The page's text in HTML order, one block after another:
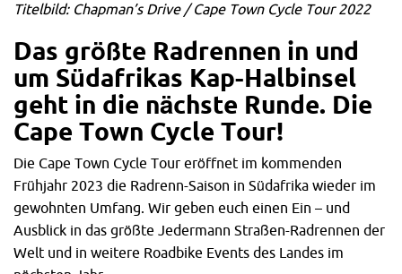
Titelbild: Chapman’s Drive / Cape Town Cycle Tour 2022
Das größte Radrennen in und
um Südafrikas Kap-Halbinsel
geht in d ie nächste Runde. Die
Cape Town Cycle Tour!
Die Cape Town Cycle Tour eröffnet im kommenden
Frühjahr 2023 die Radrenn-Saison in Südafrika wieder im
gewohnten Umfang. Wir geben euch einen Ein – und
Ausblick in das größte Jedermann Straßen-Radrennen der
Welt und in weitere Roadbike Events des Landes im